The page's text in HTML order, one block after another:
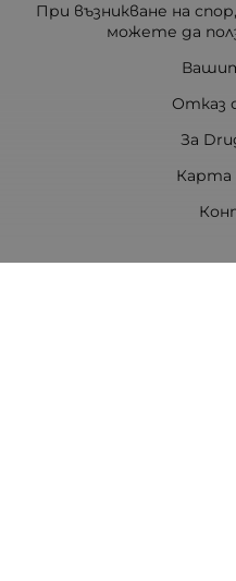
При възникване на
можете да
Отказ
За
Карта